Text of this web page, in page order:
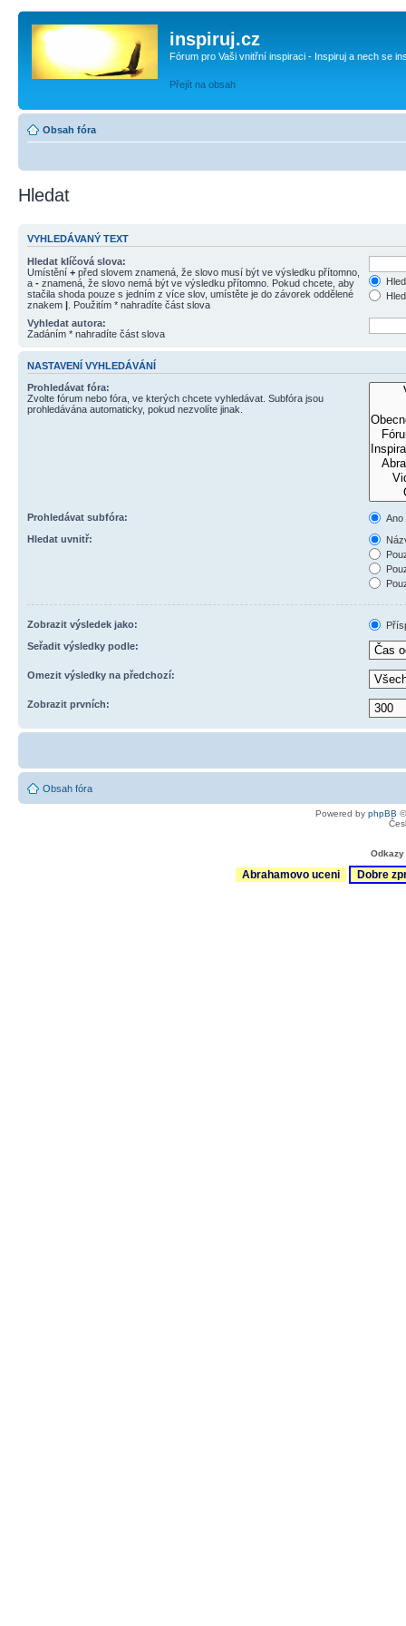
inspiruj.cz
Fórum pro Vaši vnitřní inspiraci - Inspiruj a nech se
Přejít na obsah
Obsah fóra
Hledat
VYHLEDÁVANÝ TEXT
Hledat klíčová slova:
Umístění + před slovem znamená, že slovo musí být ve výsledku přítomno,
a - znamená, že slovo nemá být ve výsledku přítomno. Pokud chcete, aby
stačila shoda pouze s jedním z více slov, umístěte je do závorek oddělené
znakem | . Použitím * nahradíte část slova
Vyhledat autora:
Zadáním * nahradíte část slova
NASTAVENÍ VYHLEDÁVÁNÍ
Prohledávat fóra:
Zvolte fórum nebo fóra, ve kterých chcete vyhledávat. Subfóra jsou
prohledávána automaticky, pokud nezvolíte jinak.
Prohledávat subfóra:
Ano
Hledat uvnitř:
Zobrazit výsledek jako:
Seřadit výsledky podle:
Omezit výsledky na předchozí:
Zobrazit prvních:
Obsah fóra
Powered by phpBB
Abrahamovo uceni Dobre